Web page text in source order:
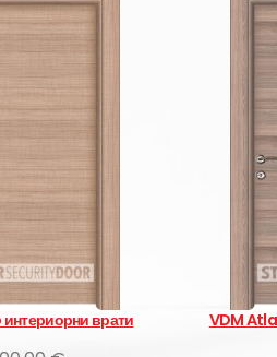
Atlantis интериорни врати